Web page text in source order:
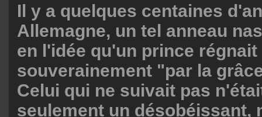
Il y a quelques centaines
Allemagne, un tel anneau
en l'idée qu'un prince régnait
souverainement "par la
Celui qui ne suivait pas
seulement un désobéissant,